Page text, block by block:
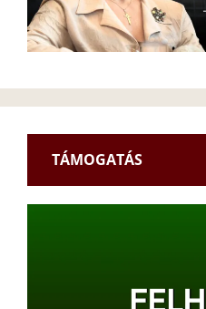
TÁMOGATÁS